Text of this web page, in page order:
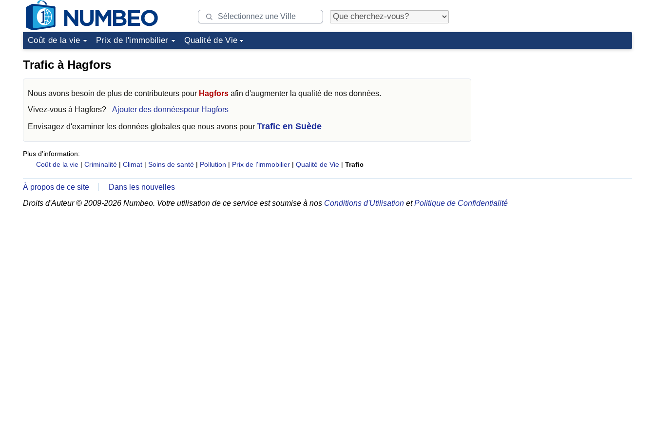
Coût de la vie Prix de l'immobilier Qualité de Vie
Trafic à Hagfors
Nous avons besoin de plus de contributeurs pour Hagfors afin d'augmenter la qualité de nos données.
Vivez-vous à Hagfors? Ajouter des donnéespour Hagfors
Envisagez d'examiner les données globales que nous avons pour Trafic en Suède
Plus d'information:
Coût de la vie | Criminalité | Climat | Soins de santé | Pollution | Prix de l'immobilier | Qualité de Vie | Trafic
À propos de ce site
Dans les nouvelles
Droits d'Auteur © 2009-2026 Numbeo. Votre utilisation de ce service est soumise à nos Conditions d'Utilisation etPolitique de Confidentialité